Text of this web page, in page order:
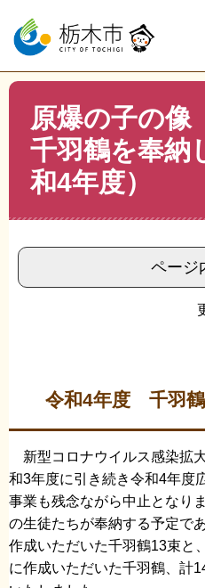
ー
の
先
ニ
ー
を
へ
トップページ > 分類でさがす
非核平和事業 > 原爆の子の像
ました（令和4年度）
原爆の子の像
千羽鶴を奉納
和4年度）
ページ
令和4年度 千羽鶴
新型コロナウイルス感染拡
和3年度に引き続き令和4年度
事業も残念ながら中止となり
の生徒たちが奉納する予定で
作成いただいた千羽鶴13束と
に作成いただいた千羽鶴、計